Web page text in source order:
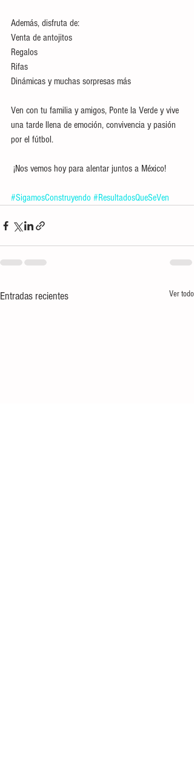
Además, disfruta de:
Venta de antojitos
Regalos
Rifas
Dinámicas y muchas sorpresas más
Ven con tu familia y amigos, Ponte la Verde y vive
una tarde llena de emoción, convivencia y pasión
por el fútbol.
¡Nos vemos hoy para alentar juntos a México!
#SigamosConstruyendo #ResultadosQueSeVen
Entradas recientes Ver todo